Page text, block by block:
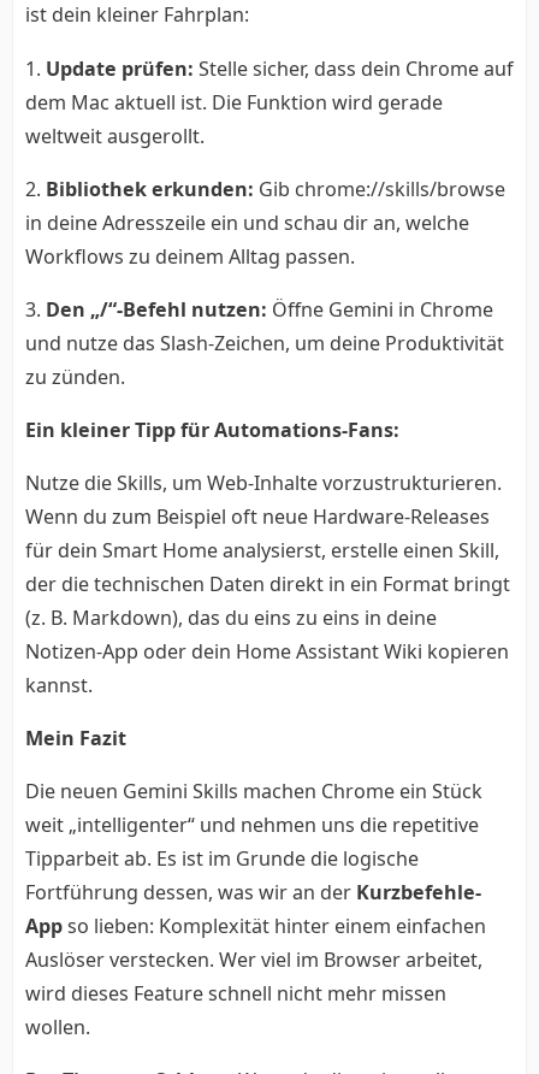
ist dein kleiner Fahrplan:
1. Update prüfen: Stelle sicher, dass dein Chrome auf
dem Mac aktuell ist. Die Funktion wird gerade
weltweit ausgerollt.
2. Bibliothek erkunden: Gib chrome://skills/browse
in deine Adresszeile ein und schau dir an, welche
Workflows zu deinem Alltag passen.
3. Den „/“-Befehl nutzen: Öffne Gemini in Chrome
und nutze das Slash-Zeichen, um deine Produktivität
zu zünden.
Ein kleiner Tipp für Automations-Fans:
Nutze die Skills, um Web-Inhalte vorzustrukturieren.
Wenn du zum Beispiel oft neue Hardware-Releases
für dein Smart Home analysierst, erstelle einen Skill,
der die technischen Daten direkt in ein Format bringt
(z. B. Markdown), das du eins zu eins in deine
Notizen-App oder dein Home Assistant Wiki kopieren
kannst.
Mein Fazit
Die neuen Gemini Skills machen Chrome ein Stück
weit „intelligenter“ und nehmen uns die repetitive
Tipparbeit ab. Es ist im Grunde die logische
Fortführung dessen, was wir an der Kurzbefehle-
Appso lieben: Komplexität hinter einem einfachen
Auslöser verstecken. Wer viel im Browser arbeitet,
wird dieses Feature schnell nicht mehr missen
wollen.